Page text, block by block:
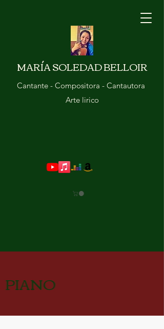
MARÍA SOLEDAD BELLOIR
Cantante - Compositora - Cantautora
Arte lirico
PIANO